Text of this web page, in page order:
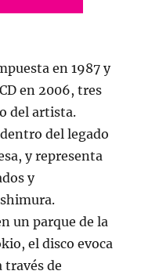
en 1987 y
en 2006, tres
del artista.
del legado
y representa
y
un parque de la
el disco evoca
través de